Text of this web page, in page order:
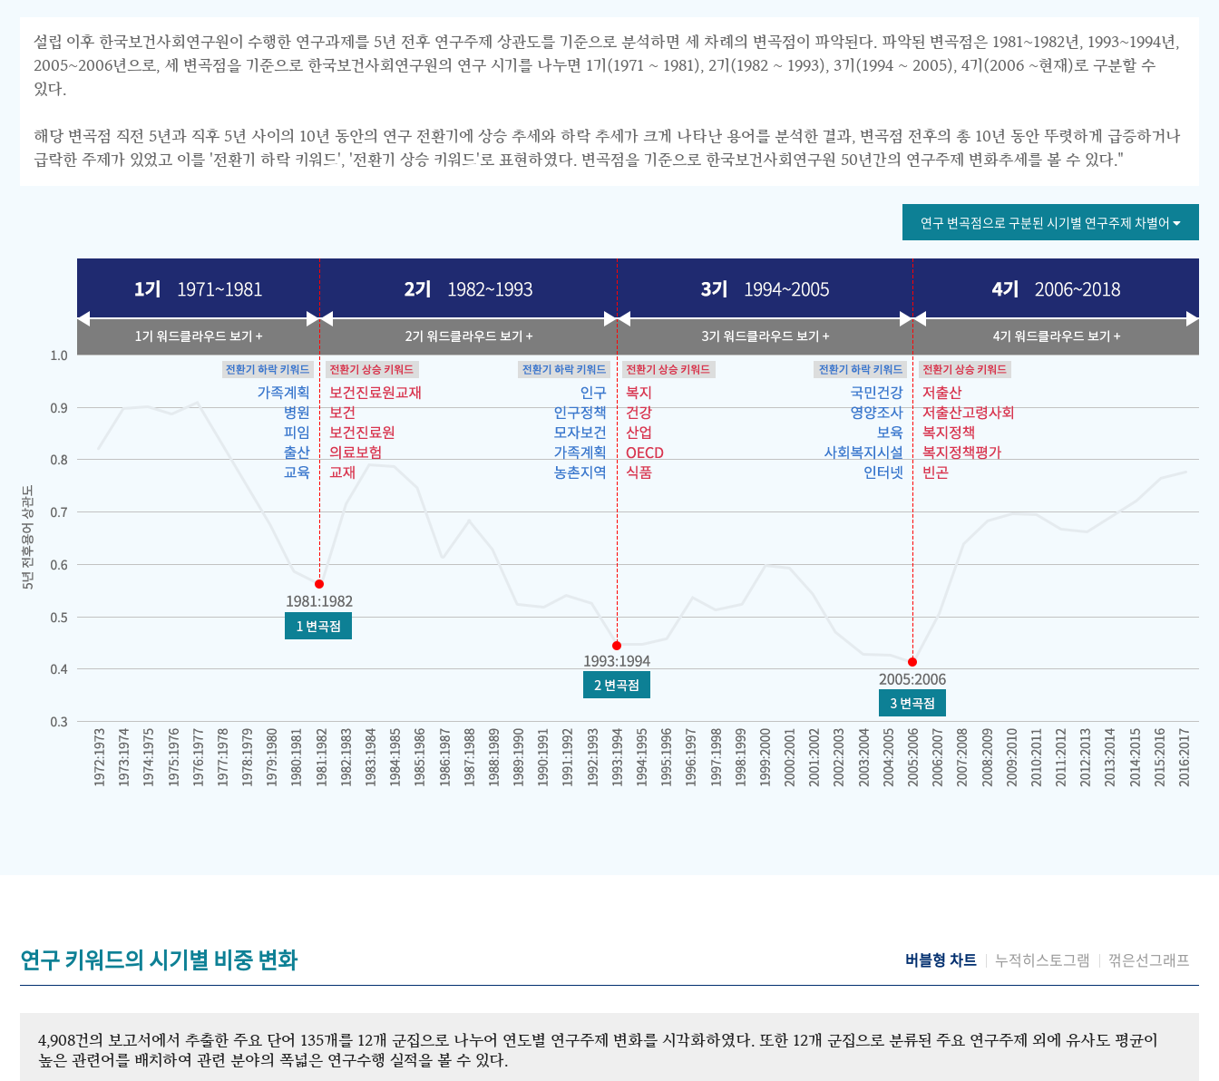
설립 이후 한국보건사회연구원이 수행한 연구과제를 5년 전후 연구주제 상관도를 기준으로 분석하면 세 차례의 변곡점이 파악된다. 파악된 변곡점은 1981~1982년, 1993~1994년,
2005~2006년으로, 세 변곡점을 기준으로 한국보건사회연구원의 연구 시기를 나누면 1기(1971 ~ 1981), 2기(1982 ~ 1993), 3기(1994 ~ 2005), 4기(2006 ~현재)로 구분할 수
있다.
해당 변곡점 직전 5년과 직후 5년 사이의 10년 동안의 연구 전환기에 상승 추세와 하락 추세가 크게 나타난 용어를 분석한 결과, 변곡점 전후의 총 10년 동안 뚜렷하게 급증하거나
급락한 주제가 있었고 이를 '전환기 하락 키워드', '전환기 상승 키워드'로 표현하였다. 변곡점을 기준으로 한국보건사회연구원 50년간의 연구주제 변화추세를 볼 수 있다."
연구 변곡점으로 구분된 시기별 연구주제 차별어
연구 키워드의 시기별 비중 변화 버블형 차트 누적히스토그램 꺾은선그래프
4,908건의 보고서에서 추출한 주요 단어 135개를 12개 군집으로 나누어 연도별 연구주제 변화를 시각화하였다. 또한 12개 군집으로 분류된 주요 연구주제 외에 유사도 평균이
높은 관련어를 배치하여 관련 분야의 폭넓은 연구수행 실적을 볼 수 있다.